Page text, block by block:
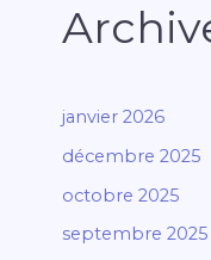
janvier 2026
décembre 2025
octobre 2025
septembre 2025